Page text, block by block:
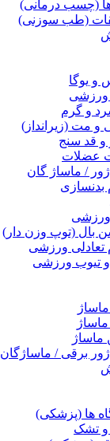
(چسب درمانی)
(طب سوزنی)
و یوگا
ورزشی
و گرم
و مت (زیرانداز)
و قد سنج
عضلات
/ ماساژ گان
بدنسازی
بال (توپ وزن دار)
تعادلی ورزشی
تیوب ورزشی
ماساژ
ماساژ
برقی / ماساژگان
ها (پزشکی)
تشک